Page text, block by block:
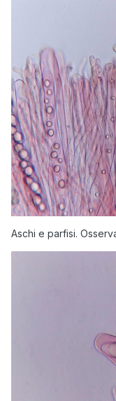
Aschi e parfisi.